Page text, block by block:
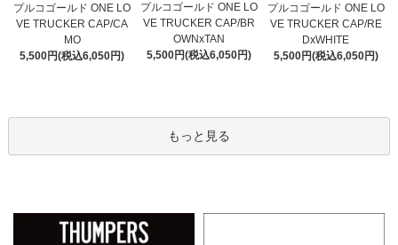
プルコゴールド ONE LO
VE TRUCKER CAP/CA
MO
5,500円(税込6,050円)
プルコゴールド ONE LO
VE TRUCKER CAP/BR
OWNxTAN
5,500円(税込6,050円)
プルコゴールド ONE LO
VE TRUCKER CAP/RE
DxWHITE
5,500円(税込6,050円)
もっと見る